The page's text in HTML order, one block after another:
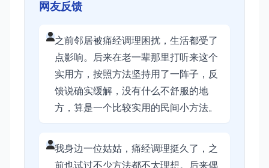
网友反馈
之前邻居被痛经调理困扰，生活都受了
点影响。后来在老一辈那里打听来这个
实用方，按照方法坚持用了一阵子，反
馈说确实缓解，没有什么不舒服的地
方，算是一个比较实用的民间小方法。
我身边一位姑姑，痛经调理挺久了，之
前也试过不少方法都不太理想。后来偶